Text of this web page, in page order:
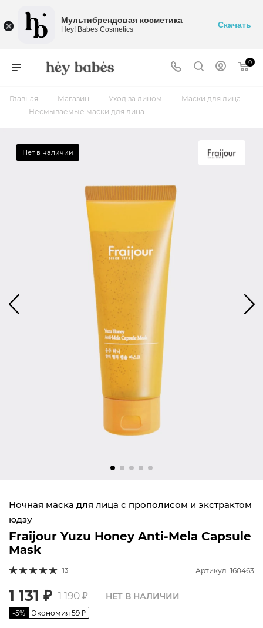
0
Главная — Магазин — Уход за лицом — Маски для лица
— Несмываемые маски для лица
Нет в наличии
Ночная маска для лица с прополисом и экстрактом
юдзу
Fraijour Yuzu Honey Anti-Mela Capsule
Mask
13 Артикул: 160463
1 131 ₽ 1 190₽
-5% Экономия 59 ₽
НЕТ В НАЛИЧИИ
Мультибрендовая косметика
Hey! Babes Cosmetics Скачать